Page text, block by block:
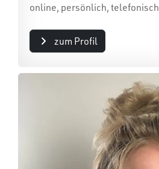
online, persönlich, telefonisch
zum Profil